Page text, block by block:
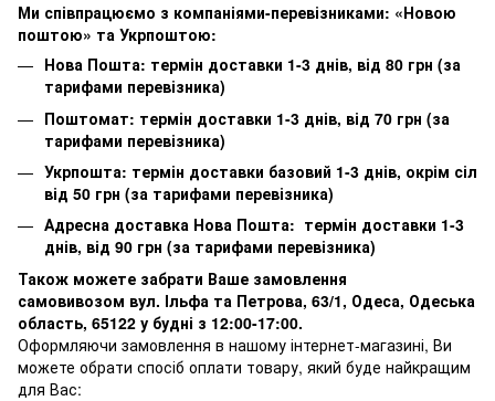
Ми співпрацюємо з компаніями-перевізниками: «Новою
поштою» та Укрпоштою:
Нова Пошта: термін доставки 1-3 днів, від 80 грн (за
тарифами перевізника)
Поштомат: термін доставки 1-3 днів, від 70 грн (за
тарифами перевізника)
Укрпошта: термін доставки базовий 1-3 днів, окрім сіл
від 50 грн (за тарифами перевізника)
Адресна доставка Нова Пошта: термін доставки 1-3
днів, від 90 грн (за тарифами перевізника)
Також можете забрати Ваше замовлення
самовивозом вул. Ільфа та Петрова, 63/1, Одеса, Одеська
область, 65122 у будні з 12:00-17:00.
Оформляючи замовлення в нашому інтернет-магазині, Ви
можете обрати спосіб оплати товару, який буде найкращим
для Вас: